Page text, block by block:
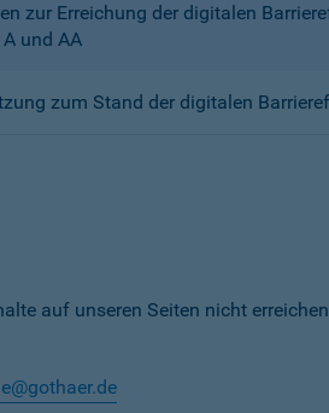
zur Erreichung der digitalen
und AA
zum Stand der digitalen
auf unseren Seiten nicht